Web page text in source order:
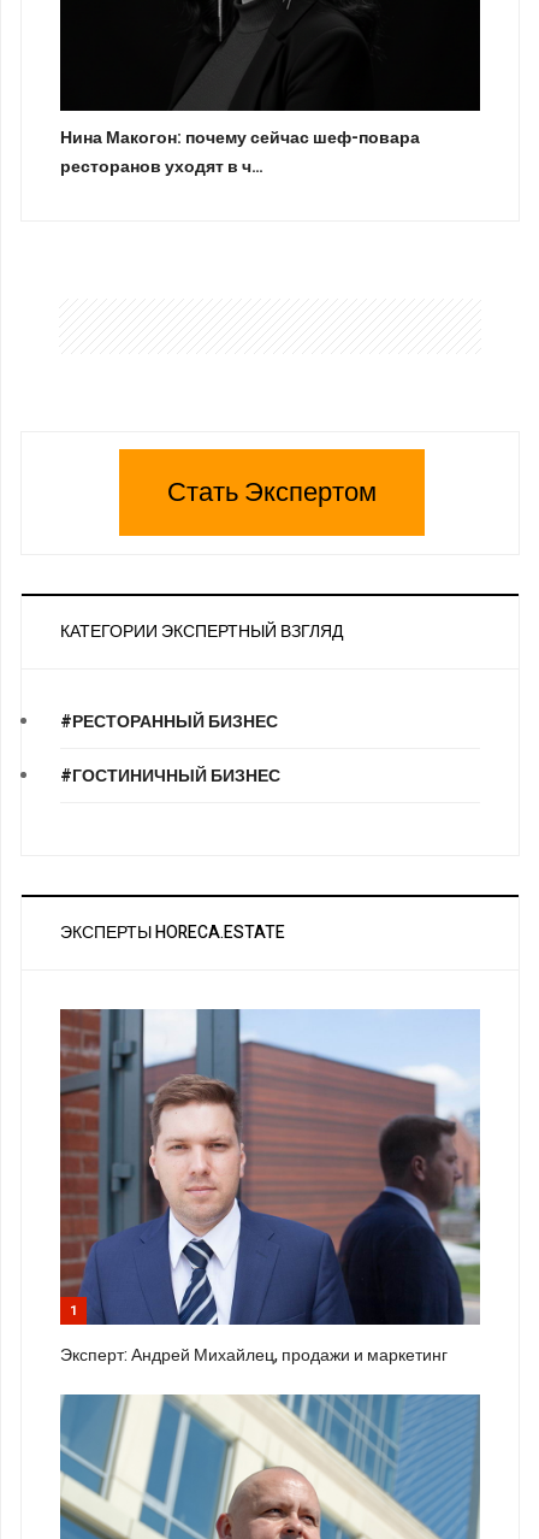
Нина Макогон: почему сейчас шеф-повара
ресторанов уходят в ч…
Стать Экспертом
КАТЕГОРИИ ЭКСПЕРТНЫЙ ВЗГЛЯД
#РЕСТОРАННЫЙ БИЗНЕС
#ГОСТИНИЧНЫЙ БИЗНЕС
ЭКСПЕРТЫ HORECA.ESTATE
1
Эксперт: Андрей Михайлец, продажи и маркетинг